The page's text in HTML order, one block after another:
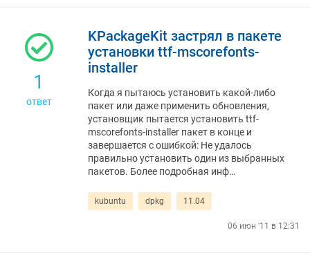
1
ответ
KPackageKit застрял в пакете
установки ttf-mscorefonts-
installer
Когда я пытаюсь установить какой-либо
пакет или даже применить обновления,
установщик пытается установить ttf-
mscorefonts-installer пакет в конце и
завершается с ошибкой: Не удалось
правильно установить один из выбранных
пакетов. Более подробная инф…
kubuntu dpkg 11.04
06 июн '11 в 12:31